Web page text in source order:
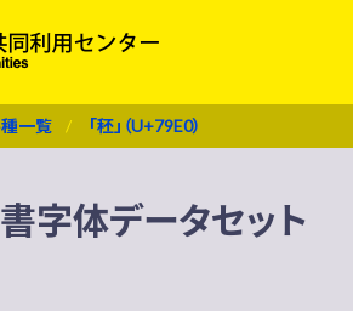
一覧 「秠」（U+79E0）
書字体データセット